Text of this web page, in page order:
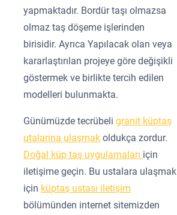
yapmaktadır. Bordür taşı olmazsa
olmaz taş döşeme işlerinden
birisidir. Ayrıca Yapılacak olan veya
kararlaştırılan projeye göre değişikli
göstermek ve birlikte tercih edilen
modelleri bulunmakta.
Günümüzde tecrübeligranit küptaş
utalarına ulaşmak oldukça zordur.
Doğal küp taş uygulamaları için
iletişime geçin. Bu ustalara ulaşmak
için küptaş ustası iletişim
bölümünden internet sitemizden